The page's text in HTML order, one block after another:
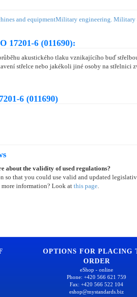
and equipmentMilitary engineering. Military
17201-6 (011690):
akustického tlaku vznikajícího buď
střelce nebo jakékoli jiné osoby na
6 (011690)
about the validity of used regulations?
so that you could use valid and updated
information? Look at this page.
OPTIONS FOR PLACING
ORDER
eShop - online
Phone: +420 566 621 759
Fax: +420 566 522 104
eshop@mystandards.biz